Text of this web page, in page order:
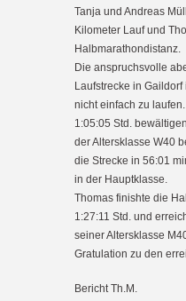
Tanja und Andreas
Kilometer Lauf und
Halbmarathondistanz.
Die anspruchsvolle
Laufstrecke in
nicht einfach zu
1:05:05 Std.
der Altersklasse W40
die Strecke in 56:01
in der Hauptklasse.
Thomas finishte die
1:27:11 Std. und
seiner Altersklasse
Gratulation zu den
Bericht Th.M.